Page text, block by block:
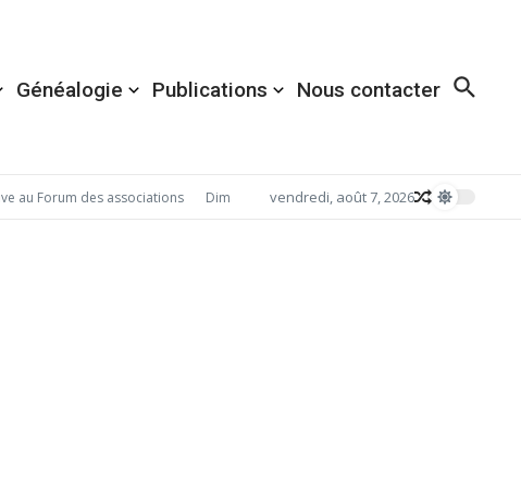
Généalogie Publications Nous contacter
au Forum des associations Dimanche 6 septembre 2026: Redécouvrez Acigné
vendredi, août 7, 2026